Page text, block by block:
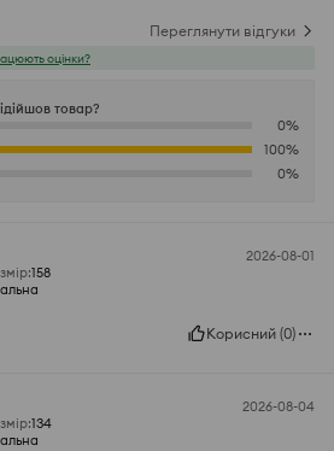
Переглянути відгуки
оцінки?
товар?
0%
100%
0%
2026-08-01
:158
Корисний (0)
2026-08-04
:134